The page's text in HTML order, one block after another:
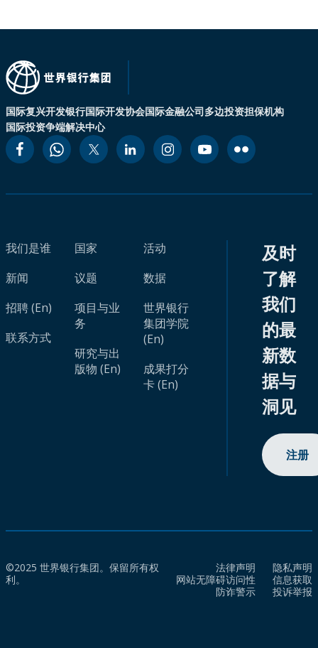
国际复兴开发银行国际开发协会国际金融公司多边投资担保机构
国际投资争端解决中心
我们是谁
新闻
招聘 (En)
联系方式
国家
议题
项目与业
务
研究与出
版物 (En)
活动
数据
世界银行
集团学院
(En)
成果打分
卡 (En)
及时
了解
我们
的最
新数
据与
洞见
注册
©2025 世界银行集团。保留所有权
利。
法律声明
隐私声明
网站无障碍访问性
信息获取
防诈警示
投诉举报